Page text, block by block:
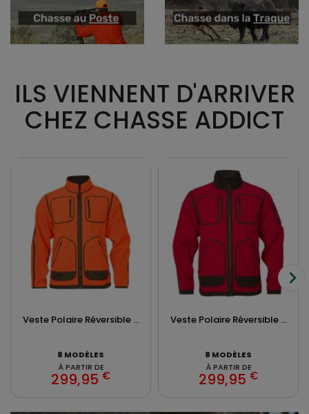
ILS VIENNENT D'ARRIVER
CHEZ CHASSE ADDICT
Veste Polaire Réversible ...
8 MODÈLES
À PARTIR DE
299,95 €
Veste Polaire Réversible ...
8 MODÈLES
À PARTIR DE
299,95 €